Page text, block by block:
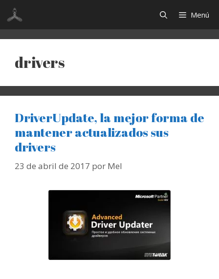
Saltar
contenido
Menú
drivers
DriverUpdate, la mejor forma de
mantener actualizados sus
drivers
23 de abril de 2017 por Mel